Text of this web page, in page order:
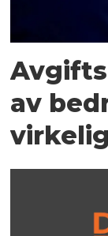
av